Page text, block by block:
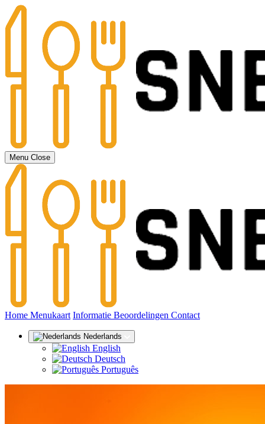
Menu Close
Home (huidige)
Menukaart Informatie Beoordelingen Contact
Nederlands
English
Deutsch
Português